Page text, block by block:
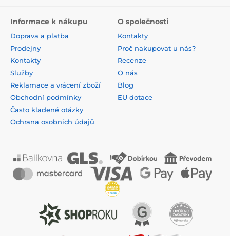
Informace k nákupu
Doprava a platba
Prodejny
Kontakty
Služby
Reklamace a vrácení zboží
Obchodní podmínky
Často kladené otázky
Ochrana osobních údajů
O společnosti
Kontakty
Proč nakupovat u nás?
Recenze
O nás
Blog
EU dotace